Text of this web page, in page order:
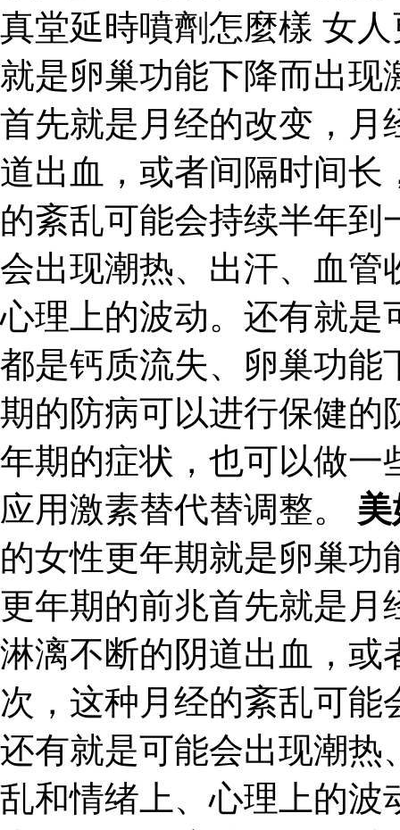
真堂延時噴劑怎麼樣 女
就是卵巢功能下降而出现
首先就是月经的改变，月
道出血，或者间隔时间长
的紊乱可能会持续半年
会出现潮热、出汗、血管
心理上的波动。还有就是
都是钙质流失、卵巢功能
期的防病可以进行保健的
年期的症状，也可以做一
应用激素替代替调整。
的女性更年期就是卵巢
更年期的前兆首先就是月
淋漓不断的阴道出血，或
次，这种月经的紊乱可
还有就是可能会出现潮热
乱和情绪上、心理上的波